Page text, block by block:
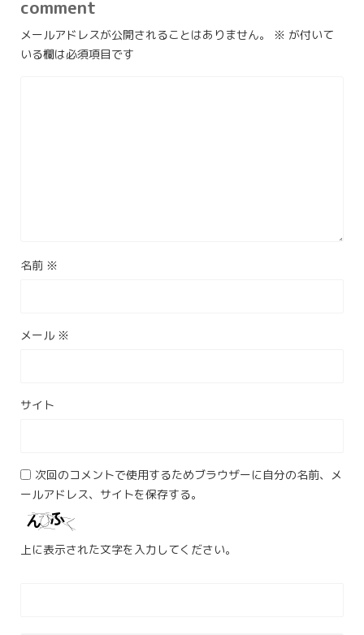
comment
メールアドレスが公開されることはありません。 ※ が付いて
いる欄は必須項目です
名前 ※
メール ※
サイト
次回のコメントで使用するためブラウザーに自分の名前、メ
ールアドレス、サイトを保存する。
上に表示された文字を入力してください。